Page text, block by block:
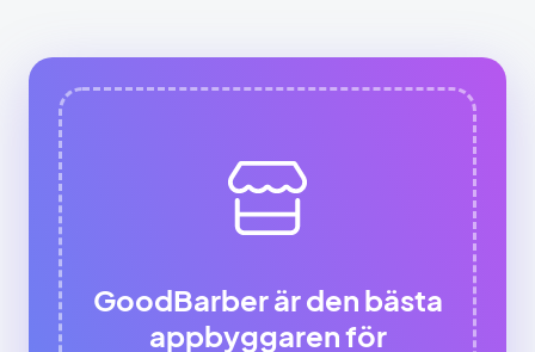
GoodBarber är den bästa
appbyggaren för